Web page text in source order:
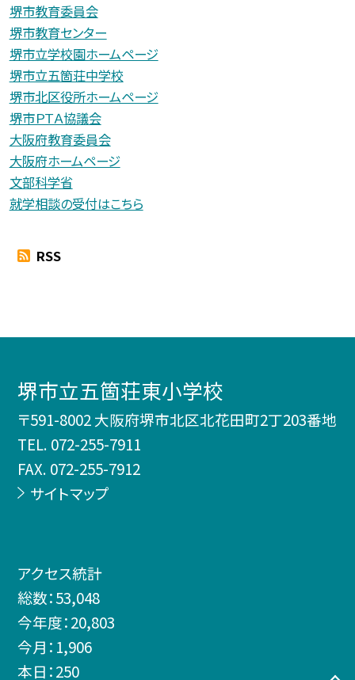
堺市教育委員会
堺市教育センター
堺市立学校園ホームページ
堺市立五箇荘中学校
堺市北区役所ホームページ
堺市ＰＴＡ協議会
大阪府教育委員会
大阪府ホームページ
文部科学省
就学相談の受付はこちら
RSS
堺市立五箇荘東小学校
〒591-8002 大阪府堺市北区北花田町2丁203番地
TEL. 072-255-7911
FAX. 072-255-7912
サイトマップ
アクセス統計
総数：53,048
今年度：20,803
今月： 1,906
本日：250